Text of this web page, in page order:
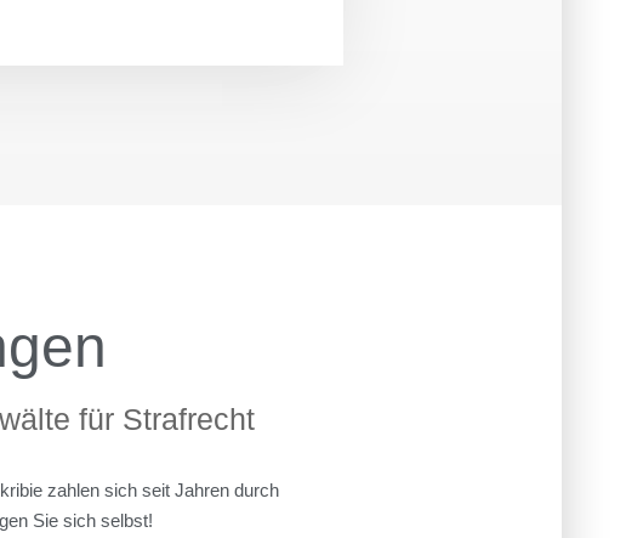
für Strafrecht
zahlen sich seit Jahren durch
Sie sich selbst!